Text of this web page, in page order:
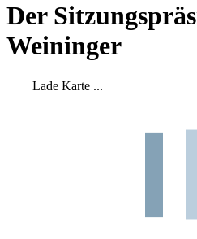
Der
Weininger
Lade Karte ...